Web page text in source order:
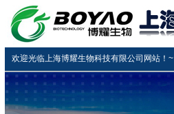
欢迎光临上海博耀生物科技有限公司网站！~